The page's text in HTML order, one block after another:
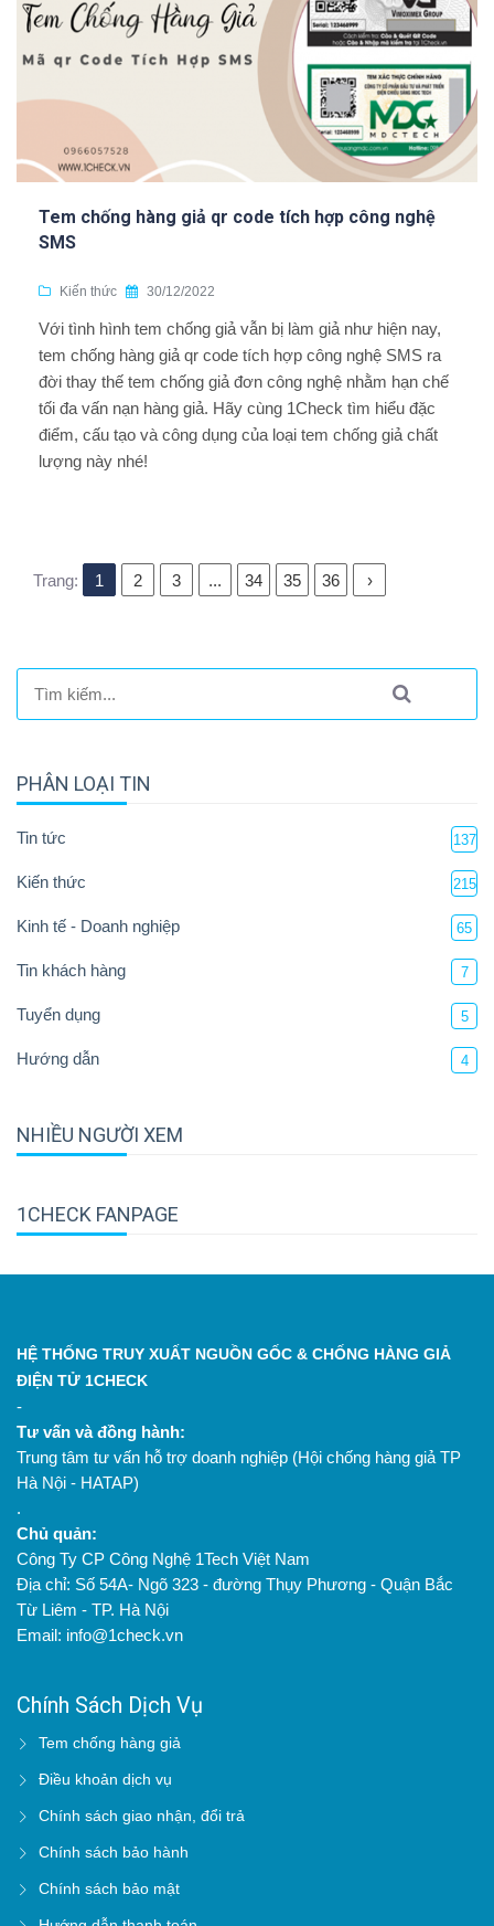
Tem chống hàng giả qr code tích hợp công nghệ
SMS
Kiến thức 30/12/2022
Với tình hình tem chống giả vẫn bị làm giả như hiện nay,
tem chống hàng giả qr code tích hợp công nghệ SMS ra
đời thay thế tem chống giả đơn công nghệ nhằm hạn chế
tối đa vấn nạn hàng giả. Hãy cùng 1Check tìm hiểu đặc
điểm, cấu tạo và công dụng của loại tem chống giả chất
lượng này nhé!
Trang: 1 2 3 ... 34 35 36 ›
PHÂN LOẠI TIN
Tin tức 137
Kiến thức 215
Kinh tế - Doanh nghiệp 65
Tin khách hàng 7
Tuyển dụng 5
Hướng dẫn 4
NHIỀU NGƯỜI XEM
1CHECK FANPAGE
HỆ THỐNG TRUY XUẤT NGUỒN GỐC & CHỐNG HÀNG GIẢ
ĐIỆN TỬ 1CHECK
-
Tư vấn và đồng hành:
Trung tâm tư vấn hỗ trợ doanh nghiệp (Hội chống hàng giả TP
Hà Nội - HATAP)
.
Chủ quản:
Công Ty CP Công Nghệ 1Tech Việt Nam
Địa chỉ: Số 54A- Ngõ 323 - đường Thụy Phương - Quận Bắc
Từ Liêm - TP. Hà Nội
Email: info@1check.vn
Chính Sách Dịch Vụ
Tem chống hàng giả
Điều khoản dịch vụ
Chính sách giao nhận, đổi trả
Chính sách bảo hành
Chính sách bảo mật